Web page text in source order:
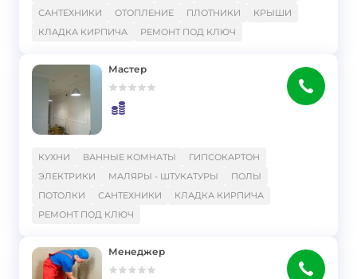
САНТЕХНИКИ
ОТОПЛЕНИЕ ПЛОТНИКИ
КРЫШИ
КЛАДКА КИРПИЧА
РЕМОНТ ПОД КЛЮЧ
Мастер
КУХНИ ВАННЫЕ КОМНАТЫ
ГИПСОКАРТОН
ЭЛЕКТРИКИ
МАЛЯРЫ - ШТУКАТУРЫ
ПОЛЫ
ПОТОЛКИ
САНТЕХНИКИ
КЛАДКА КИРПИЧА
РЕМОНТ ПОД КЛЮЧ
Менеджер